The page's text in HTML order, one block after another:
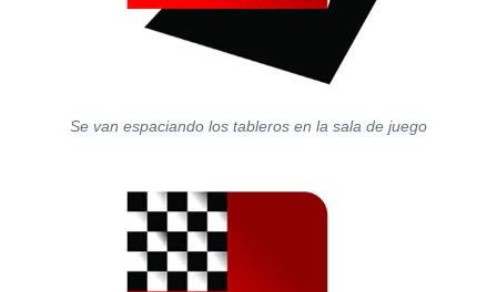
Se van espaciando los tableros en la sala de juego